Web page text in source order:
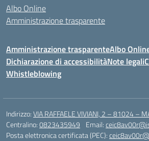
Albo Online
Amministrazione trasparente
Amministrazione trasparenteAlbo
Dichiarazione di accessibilitàNote legali
Whistleblowing
Indirizzo:VIA RAFFAELE VIVIANI, 2 – 81024 –
Centralino:0823435949 Email:
Posta elettronica certificata (PEC):